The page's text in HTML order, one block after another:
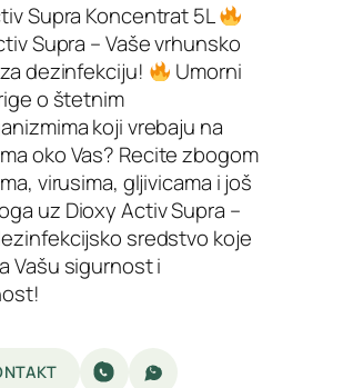
Supra Koncentrat 5L
Supra – Vaše vrhunsko
dezinfekciju!
Umorni
o štetnim
koji vrebaju na
oko Vas? Recite zbogom
virusima, gljivicama i još
uz Dioxy Activ Supra –
sredstvo koje
Vašu sigurnost i